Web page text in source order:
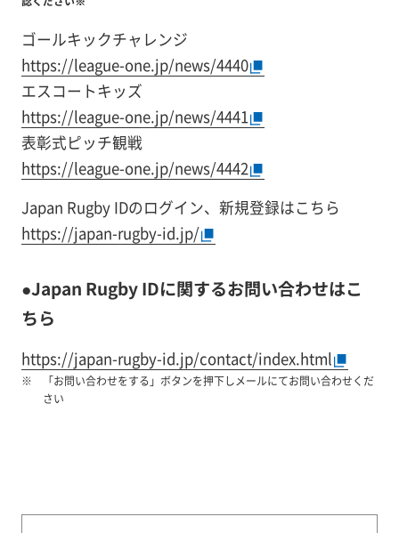
ゴールキックチャレンジ
https://league-one.jp/news/4440
エスコートキッズ
https://league-one.jp/news/4441
表彰式ピッチ観戦
https://league-one.jp/news/4442
Japan Rugby IDのログイン、新規登録はこちら
https://japan-rugby-id.jp/
●Japan Rugby IDに関するお問い合わせはこ
ちら
https://japan-rugby-id.jp/contact/index.html
「お問い合わせをする」ボタンを押下しメールにてお問い合わせくだ
さい